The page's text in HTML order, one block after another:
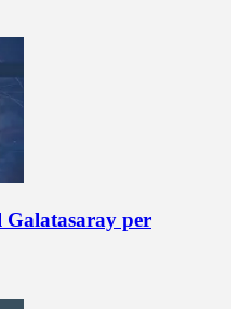
Galatasaray per